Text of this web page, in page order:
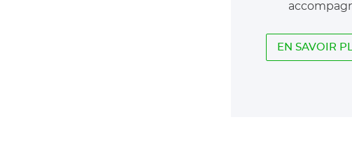
EN SAVOIR